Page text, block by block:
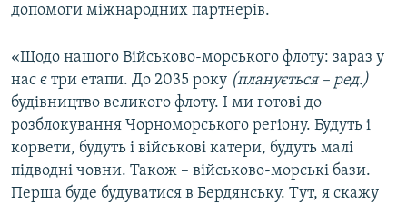
допомоги міжнародних партнерів.
«Щодо нашого Військово-морського флоту: зараз у
нас є три етапи. До 2035 року (планується – ред.)
будівництво великого флоту. І ми готові до
розблокування Чорноморського регіону. Будуть і
корвети, будуть і військові катери, будуть малі
підводні човни. Також – військово-морські бази.
Перша буде будуватися в Бердянську. Тут, я скажу